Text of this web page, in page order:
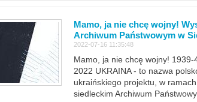
Mamo, ja nie chcę wojny!
Archiwum Państwowym w
2022-07-16 11:35:48
Mamo, ja nie chcę wojny! 1939-
2022 UKRAINA - to nazwa
ukraińskiego projektu, w
siedleckim Archiwum